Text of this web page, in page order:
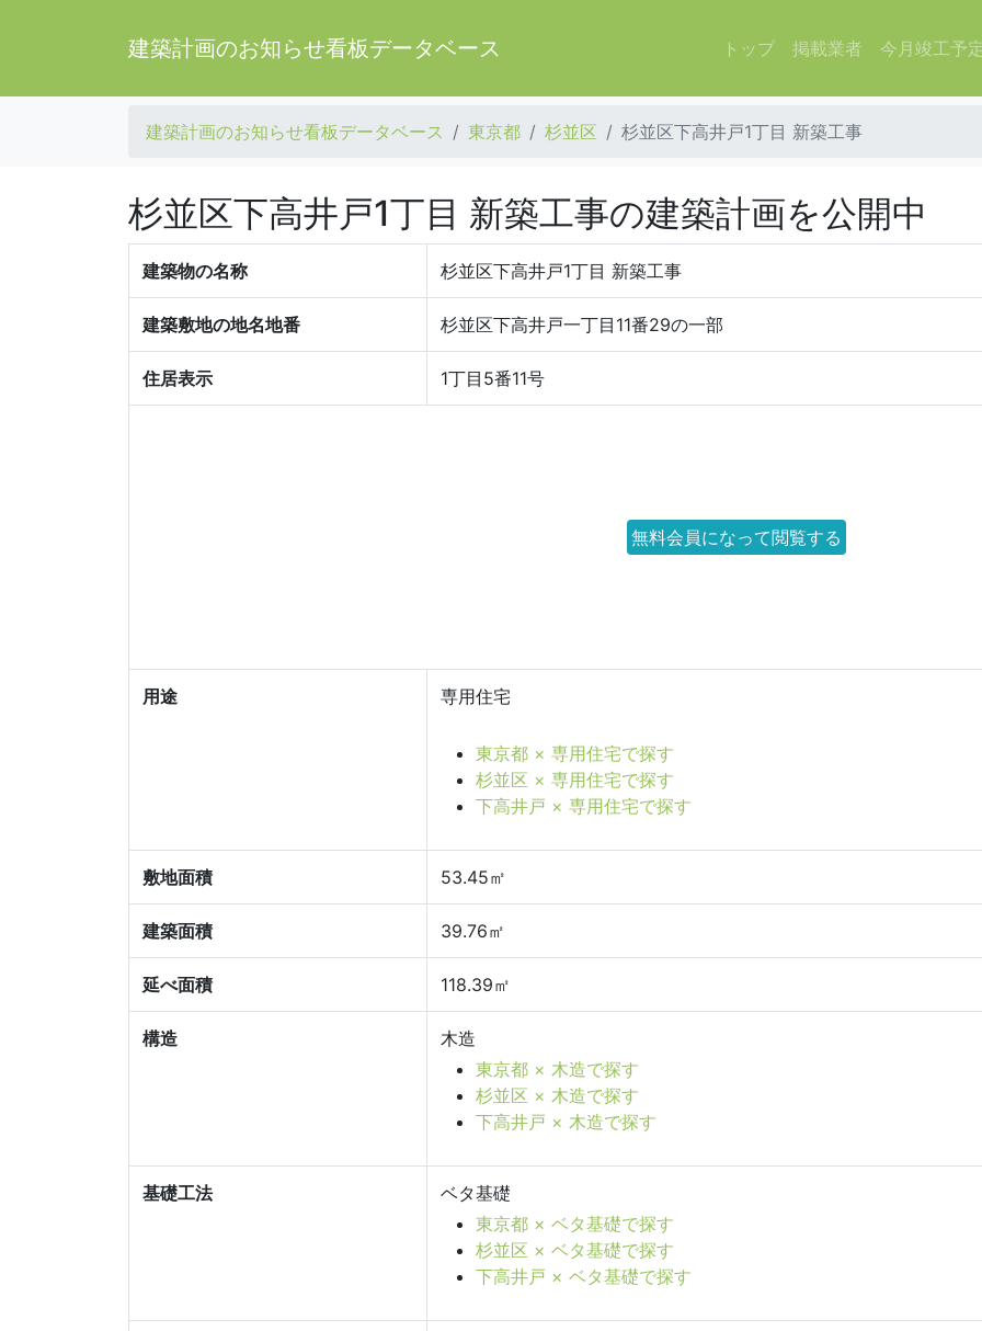
建築計画のお知らせ看板データベース トップ 掲載業者 今月竣工予
建築計画のお知らせ看板データベース 東京都 杉並区 杉並区下高井戸1丁目 新築工事
杉並区下高井戸1丁目 新築工事の建築計画を公開中
建築物の名称 杉並区下高井戸1丁目 新築工事
建築敷地の地名地番 杉並区下高井戸一丁目11番29の一部
住居表示 1丁目5番11号
無料会員になって閲覧する
用途 専用住宅
東京都 × 専用住宅で探す
杉並区 × 専用住宅で探す
下高井戸 × 専用住宅で探す
敷地面積 53.45㎡
建築面積 39.76㎡
延べ面積 118.39㎡
構造
木造
東京都 × 木造で探す
杉並区 × 木造で探す
下高井戸 × 木造で探す
基礎工法
ベタ基礎
東京都 × ベタ基礎で探す
杉並区 × ベタ基礎で探す
下高井戸 × ベタ基礎で探す